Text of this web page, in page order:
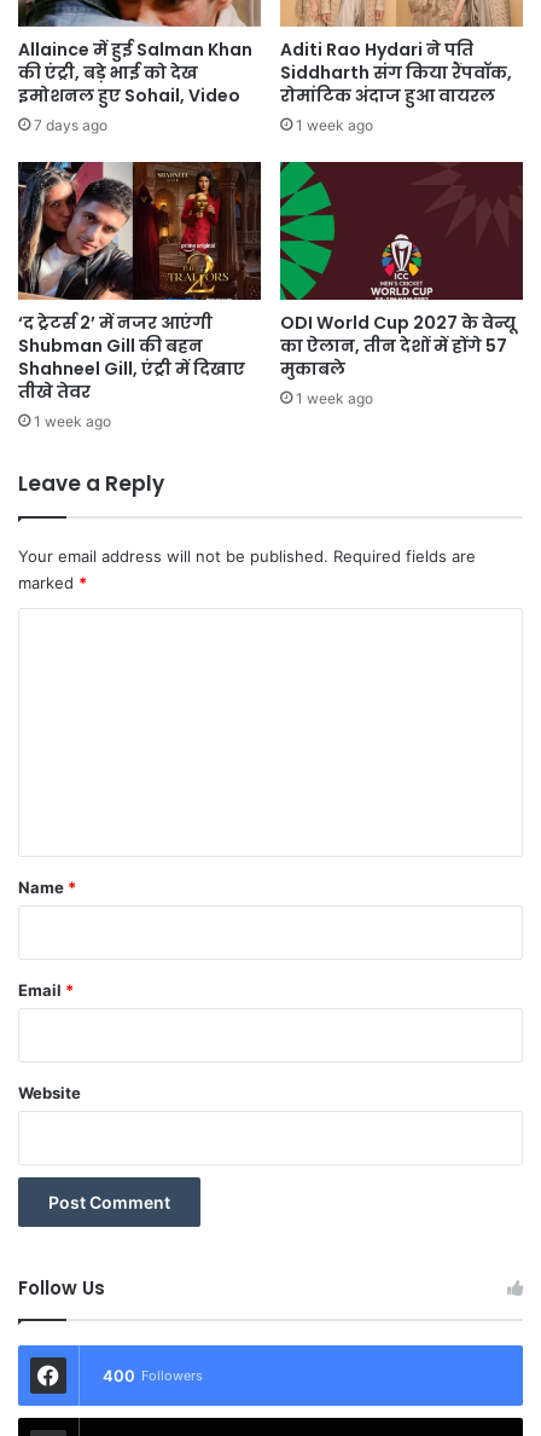
Allaince में हुई Salman Khan
की एंट्री, बड़े भाई को देख
इमोशनल हुए Sohail, Video
7 days ago
Aditi Rao Hydari ने पति
Siddharth संग किया रैंपवॉक,
रोमांटिक अंदाज हुआ वायरल
1 week ago
‘द ट्रेटर्स 2’ में नजर आएंगी
Shubman Gill की बहन
Shahneel Gill, एंट्री में दिखाए
तीखे तेवर
1 week ago
ODI World Cup 2027 के वेन्यू
का ऐलान, तीन देशों में होंगे 57
मुकाबले
1 week ago
Leave a Reply
Your email address will not be published. Required fields are
marked *
*
Name *
Email *
Website
Follow Us
400 Followers